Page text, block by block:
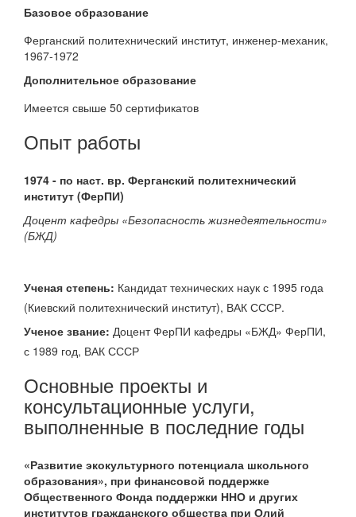
Базовое образование
Ферганский политехнический институт, инженер-механик,
1967-1972
Дополнительное образование
Имеется свыше 50 сертификатов
Опыт работы
1974 - по наст. вр. Ферганский политехнический
институт (ФерПИ)
Доцент кафедры «Безопасность жизнедеятельности»
(БЖД)
Ученая степень: Кандидат технических наук с 1995 года
(Киевский политехнический институт), ВАК СССР.
Ученое звание: Доцент ФерПИ кафедры «БЖД» ФерПИ,
с 1989 год, ВАК СССР
Основные проекты и
консультационные услуги,
выполненные в последние годы
«Развитие экокультурного потенциала школьного
образования», при финансовой поддержке
Общественного Фонда поддержки ННО и других
институтов гражданского общества при Олий